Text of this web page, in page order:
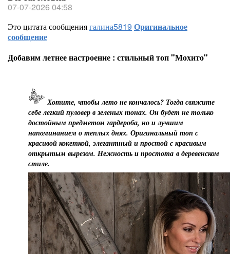
07-07-2026 04:58
Это цитата сообщениягалина5819 Оригинальное
сообщение
Добавим летнее настроение : стильный топ "Мохито"
Хотите, чтобы лето не кончалось? Тогда свяжите
себе легкий пуловер в зеленых тонах. Он будет не только
достойным предметом гардероба, но и лучшим
напоминанием о теплых днях. Оригинальный топ с
красивой кокеткой, элегантный и простой с красивым
открытым вырезом. Нежность и простота в деревенском
стиле.